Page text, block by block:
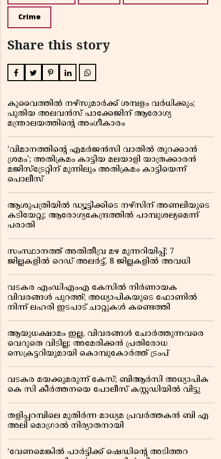
Crime
Share this story
കുവൈത്തിൽ നഴ്‌സുമാർക്ക് ശമ്പളം വർധിക്കും;
പുതിയ അലവൻസ് പാക്കേജിന് ആരോഗ്യ
മന്ത്രാലയത്തിൻ്റെ അംഗീകാരം
‘വിമാനത്തിൻ്റെ എമർജൻസി വാതിൽ തുറക്കാൻ
ശ്രമം’; അതിക്രമം കാട്ടിയ മലയാളി യാത്രക്കാരൻ
മജിസ്ട്രേറ്റിന് മുന്നിലും അതിക്രമം കാട്ടിയെന്ന്
പൊലീസ്
ആശുപത്രിയിൽ ഡ്യൂട്ടിക്കിടെ നഴ്സിന് അണലിയുടെ
കടിയേറ്റു; ആരോഗ്യകേന്ദ്രത്തിൽ പാമ്പുശല്യമെന്ന്
പരാതി
സംസ്ഥാനത്ത് അതിതീവ്ര മഴ മുന്നറിയിപ്പ്; 7
ജില്ലകളിൽ റെഡ് അലർട്ട്, 8 ജില്ലകളിൽ അവധി
വടകര എംഡിഎംഎ കേസിൽ നിർണായക
വിവരങ്ങൾ പുറത്ത്; അധ്യാപികയുടെ ഫോണിൽ
നിന്ന് ലഹരി ഇടപാട് ചാറ്റുകൾ കണ്ടെത്തി
ആയുധക്ഷാമം ഇല്ല, വിവരങ്ങൾ ചോർത്തുന്നവരെ
വെറുതെ വിടില്ല; അമേരിക്കൻ പ്രതിരോധ
സെക്രട്ടറിയുമായി കൊമ്പുകോർത്ത് ട്രംപ്
വടകര മയക്കുമരുന്ന് കേസ്; ബിആർസി അധ്യാപിക
കെ സി കീർത്തനയെ പോലീസ് കസ്റ്റഡിയിൽ വിട്ടു
തളിപ്പറമ്പിലെ മുതിർന്ന മാധ്യമ പ്രവർത്തകൻ ബി എ
അലി മൊഗ്രാൽ നിര്യാതനായി
‘വേണമെങ്കിൽ പാർട്ടിക്ക് ഷെഡിൻ്റെ അടിത്തറ